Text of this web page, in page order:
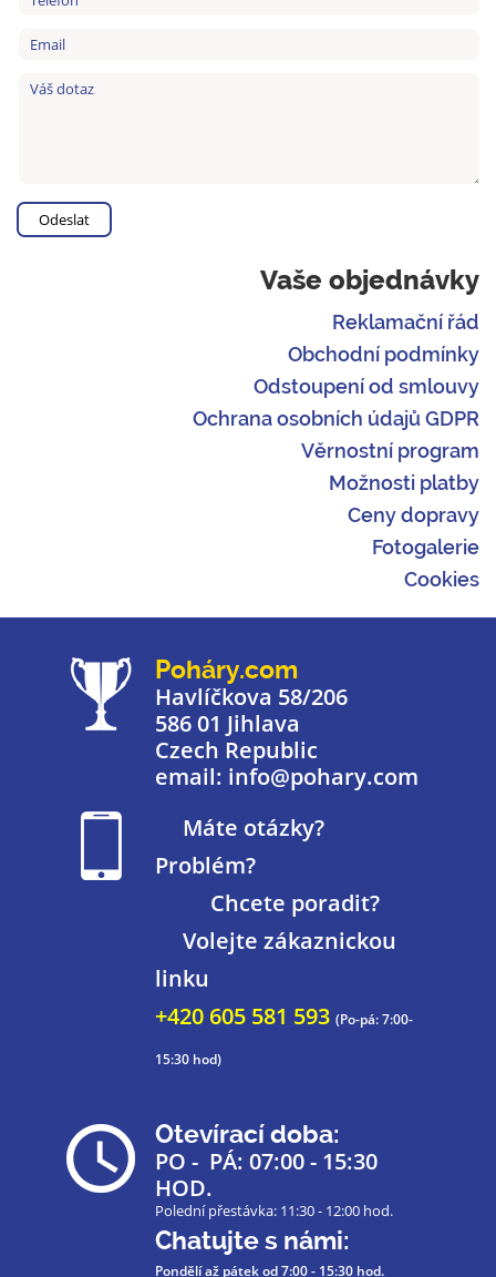
Vaše objednávky
Reklamační řád
Obchodní podmínky
Odstoupení od smlouvy
Ochrana osobních údajů GDPR
Věrnostní program
Možnosti platby
Ceny dopravy
Fotogalerie
Cookies
Poháry.com
Havlíčkova 58/206
586 01 Jihlava
Czech Republic
email: info@pohary.com
Máte otázky?
Problém?
Chcete poradit?
Volejte zákaznickou
linku
+420 605 581 593 (Po-pá: 7:00-
15:30 hod)
Otevírací doba:
PO - PÁ: 07:00 - 15:30
HOD.
Polední přestávka: 11:30 - 12:00 hod.
Chatujte s námi:
Pondělí až pátekod 7:00 - 15:30 hod.